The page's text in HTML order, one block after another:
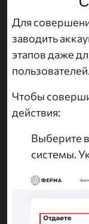
Для
заводить
этапов даже
Чтобы
действия:
Выберите
системы.